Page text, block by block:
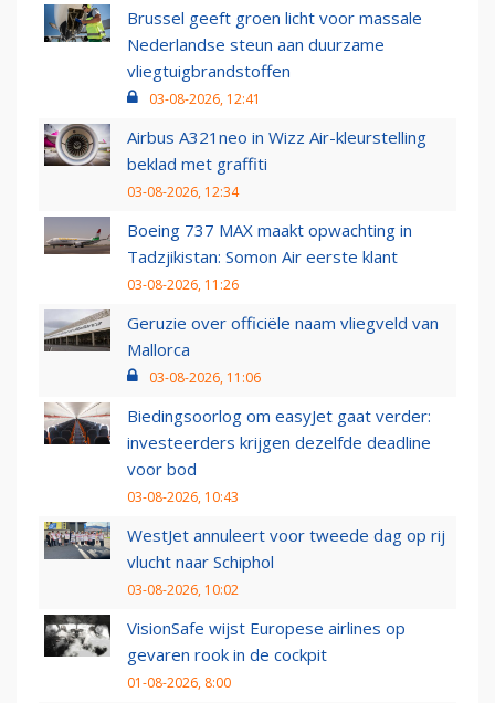
Brussel geeft groen licht voor massale
Nederlandse steun aan duurzame
vliegtuigbrandstoffen
03-08-2026, 12:41
Airbus A321neo in Wizz Air-kleurstelling
beklad met graffiti
03-08-2026, 12:34
Boeing 737 MAX maakt opwachting in
Tadzjikistan: Somon Air eerste klant
03-08-2026, 11:26
Geruzie over officiële naam vliegveld van
Mallorca
03-08-2026, 11:06
Biedingsoorlog om easyJet gaat verder:
investeerders krijgen dezelfde deadline
voor bod
03-08-2026, 10:43
WestJet annuleert voor tweede dag op rij
vlucht naar Schiphol
03-08-2026, 10:02
VisionSafe wijst Europese airlines op
gevaren rook in de cockpit
01-08-2026, 8:00